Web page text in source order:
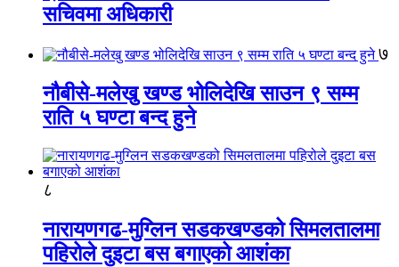
सचिवमा अधिकारी
७
नौबीसे-मलेखु खण्ड भोलिदेखि साउन ९ सम्म
राति ५ घण्टा बन्द हुने
८
नारायणगढ-मुग्लिन सडकखण्डको सिमलतालमा
पहिरोले दुइटा बस बगाएको आशंका